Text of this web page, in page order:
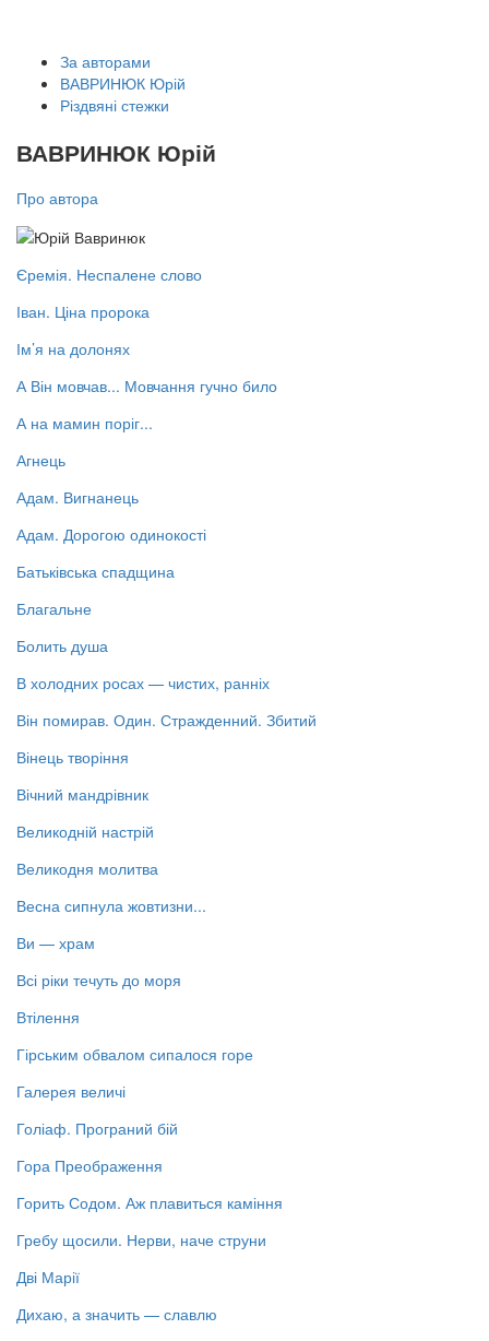
За авторами
ВАВРИНЮК Юрій
Різдвяні стежки
ВАВРИНЮК Юрій
Про автора
Єремія. Неспалене слово
Іван. Ціна пророка
Ім’я на долонях
А Він мовчав... Мовчання гучно било
А на мамин поріг...
Агнець
Адам. Вигнанець
Адам. Дорогою одинокості
Батьківська спадщина
Благальне
Болить душа
В холодних росах — чистих, ранніх
Він помирав. Один. Стражденний. Збитий
Вінець творіння
Вічний мандрівник
Великодній настрій
Великодня молитва
Весна сипнула жовтизни...
Ви — храм
Всі ріки течуть до моря
Втілення
Гірським обвалом сипалося горе
Галерея величі
Голіаф. Програний бій
Гора Преображення
Горить Содом. Аж плавиться каміння
Гребу щосили. Нерви, наче струни
Дві Марії
Дихаю, а значить — славлю